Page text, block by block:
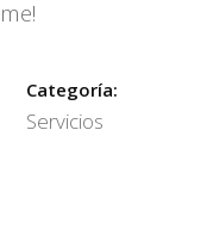
Categoría:
Servicios